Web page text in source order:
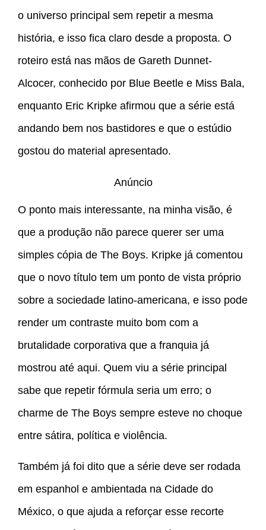
o universo principal sem repetir a mesma
história, e isso fica claro desde a proposta. O
roteiro está nas mãos de Gareth Dunnet-
Alcocer, conhecido por Blue Beetle e Miss Bala,
enquanto Eric Kripke afirmou que a série está
andando bem nos bastidores e que o estúdio
gostou do material apresentado.
Anúncio
O ponto mais interessante, na minha visão, é
que a produção não parece querer ser uma
simples cópia de The Boys. Kripke já comentou
que o novo título tem um ponto de vista próprio
sobre a sociedade latino-americana, e isso pode
render um contraste muito bom com a
brutalidade corporativa que a franquia já
mostrou até aqui. Quem viu a série principal
sabe que repetir fórmula seria um erro; o
charme de The Boys sempre esteve no choque
entre sátira, política e violência.
Também já foi dito que a série deve ser rodada
em espanhol e ambientada na Cidade do
México, o que ajuda a reforçar esse recorte